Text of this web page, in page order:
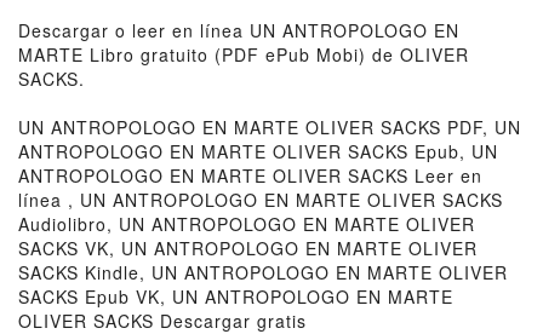
Descargar o leer en línea UN ANTROPOLOGO EN
MARTE Libro gratuito (PDF ePub Mobi) de OLIVER
SACKS.
UN ANTROPOLOGO EN MARTE OLIVER SACKS PDF, UN
ANTROPOLOGO EN MARTE OLIVER SACKS Epub, UN
ANTROPOLOGO EN MARTE OLIVER SACKS Leer en
línea , UN ANTROPOLOGO EN MARTE OLIVER SACKS
Audiolibro, UN ANTROPOLOGO EN MARTE OLIVER
SACKS VK, UN ANTROPOLOGO EN MARTE OLIVER
SACKS Kindle, UN ANTROPOLOGO EN MARTE OLIVER
SACKS Epub VK, UN ANTROPOLOGO EN MARTE
OLIVER SACKS Descargar gratis